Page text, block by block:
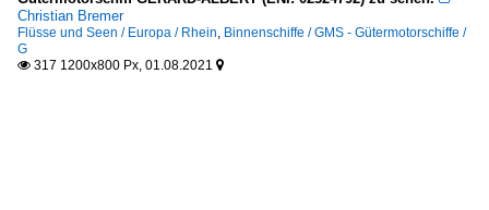
Christian Bremer
Flüsse und Seen / Europa / Rhein, Binnenschiffe / GMS - Gütermotorschiffe /
G
 317 1200x800 Px, 01.08.2021 